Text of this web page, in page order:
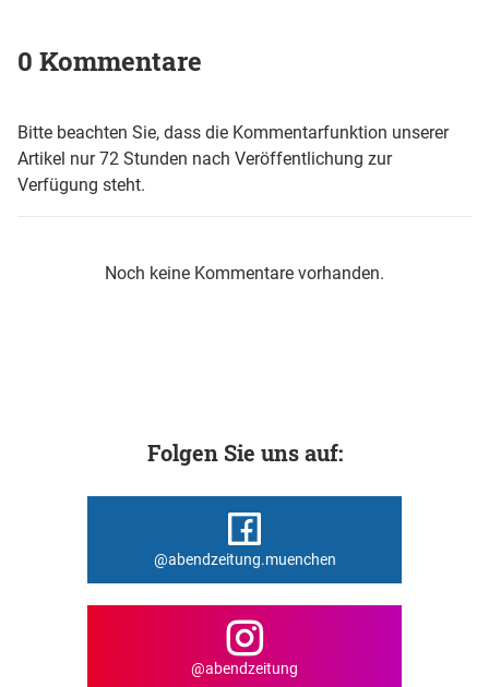
0 Kommentare
Bitte beachten Sie, dass die Kommentarfunktion unserer
Artikel nur 72 Stunden nach Veröffentlichung zur
Verfügung steht.
Noch keine Kommentare vorhanden.
Folgen Sie uns auf:
@abendzeitung.muenchen
@abendzeitung